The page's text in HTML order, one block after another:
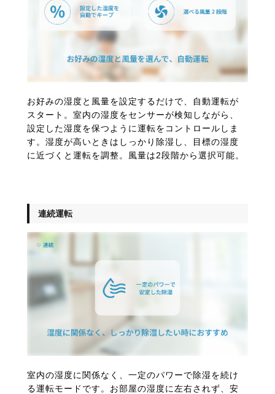
お好みの湿度と風量を設定するだけで、自動運転が
スタート。室内の湿度をセンサーが検知しながら、
設定した湿度を保つように運転をコントロールしま
す。湿度が高いときはしっかり除湿し、目標の湿度
に近づくと運転を調整。風量は2段階から選択可能。
連続運転
室内の湿度に関係なく、一定のパワーで除湿を続け
る運転モードです。お部屋の湿度に左右されず、安